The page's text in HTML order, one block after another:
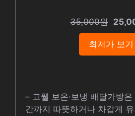
35,000원
최저가 보기
– 고웰 보온·보냉 배달가방
간까지 따뜻하거나 차갑게